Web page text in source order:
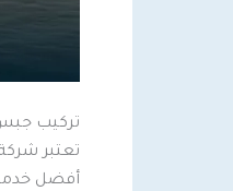
تركيب
تعتبر
أفضل